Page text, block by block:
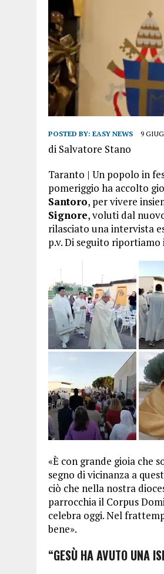
POSTED BY: EASY NEWS 9
di Salvatore Stano
Taranto | Un popolo in
pomeriggio ha accolto
Santoro, per vivere
Signore, voluti dal
rilasciato una intervista
p.v. Di seguito
«È con grande gioia che
segno di vicinanza a
ciò che nella nostra
parrocchia il Corpus
celebra oggi. Nel
bene».
“GESÙ HA AVUTO UNA